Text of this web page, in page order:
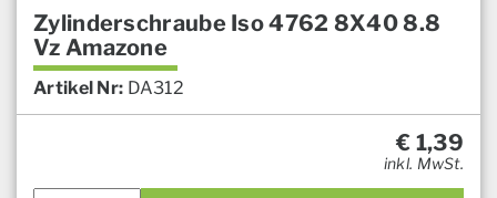
Zylinderschraube Iso 4762 8X40 8.8
Vz Amazone
Artikel Nr: DA312
€ 1,39
inkl. MwSt.